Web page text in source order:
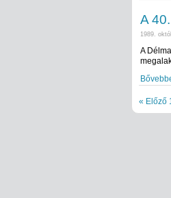
A
1989.
A
« Előző 1